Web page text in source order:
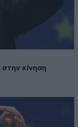
στην κίνηση